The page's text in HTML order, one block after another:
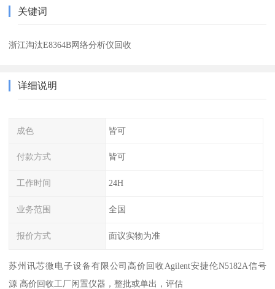
关键词
浙江淘汰E8364B网络分析仪回收
详细说明
成色 皆可
付款方式 皆可
工作时间 24H
业务范围 全国
报价方式 面议实物为准
苏州讯芯微电子设备有限公司高价回收Agilent安捷伦N5182A信号
源 高价回收工厂闲置仪器，整批或单出，评估